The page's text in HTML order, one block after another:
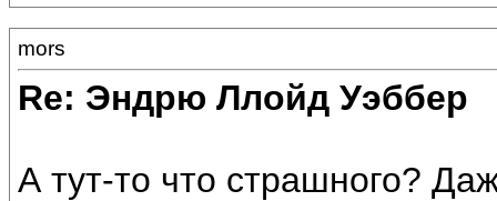
mors
Re: Эндрю Ллойд Уэббер
А тут-то что страшного?